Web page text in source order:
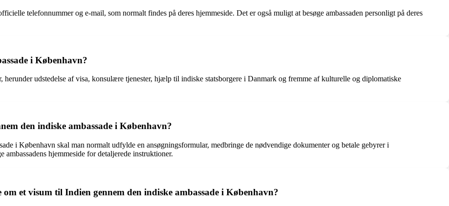
telefonnummer og e-mail, som normalt findes på deres hjemmeside. Det er også muligt at besøge ambassaden personligt på deres
i København?
udstedelse af visa, konsulære tjenester, hjælp til indiske statsborgere i Danmark og fremme af kulturelle og diplomatiske
den indiske ambassade i København?
i København skal man normalt udfylde en ansøgningsformular, medbringe de nødvendige dokumenter og betale gebyrer i
ambassadens hjemmeside for detaljerede instruktioner.
et visum til Indien gennem den indiske ambassade i København?